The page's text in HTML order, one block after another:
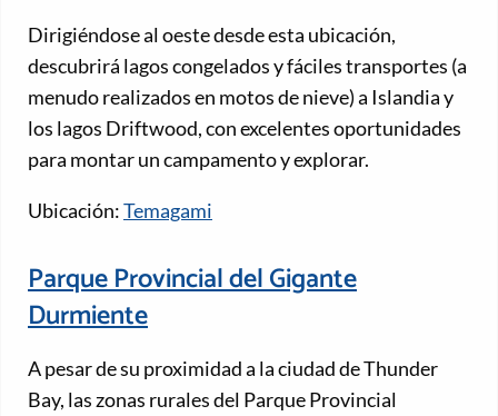
Dirigiéndose al oeste desde esta ubicación,
descubrirá lagos congelados y fáciles transportes (a
menudo realizados en motos de nieve) a Islandia y
los lagos Driftwood, con excelentes oportunidades
para montar un campamento y explorar.
Ubicación:Temagami
Parque Provincial del Gigante
Durmiente
A pesar de su proximidad a la ciudad de Thunder
Bay, las zonas rurales del Parque Provincial